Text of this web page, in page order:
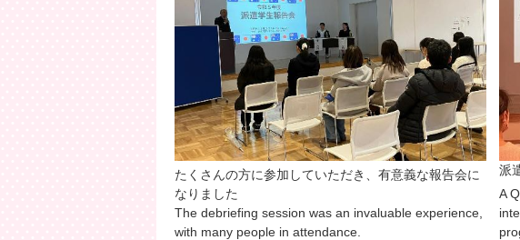
たくさんの方に参加していただき、有意義な報告会に
なりました
The debriefing session was an invaluable experience,
with many people in attendance.
派
A